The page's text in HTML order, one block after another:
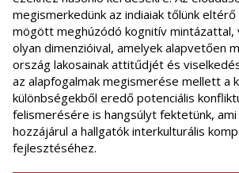
megismerkedünk az indiaiak tőlünk eltérő
mögött meghúzódó kognitív mintázattal,
olyan dimenzióival, amelyek alapvetően
ország lakosainak attitűdjét és
az alapfogalmak megismerése mellett a
különbségekből eredő potenciális
felismerésére is hangsúlyt fektetünk, ami
hozzájárul a hallgatók interkulturális
fejlesztéséhez.